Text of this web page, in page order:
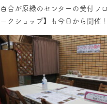
百合が原緑のセンターの受付フ
ークショップ】も今日から開催！